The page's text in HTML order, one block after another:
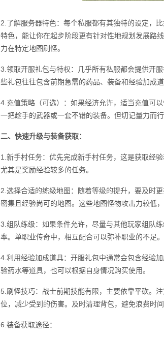
2.了解服务器特色：每个私服都有其独特的设定，
特色，能让你在起步阶段更有针对性地规划发展路
力在特定地图刷怪。
3.领取开服礼包与特权：几乎所有私服都会提供开
些礼包往往包含前期急需的药品、装备和经验加成
4.充值策略（可选）：如果经济允许，适当充值可
一把趁手的武器或一套不错的装备。但切记量力而行
二、快速升级与装备获取：
1.新手村任务：优先完成新手村任务，这是获取经
尤其是奖励经验较多的任务。
2.选择合适的练级地图：随着等级的提升，要及时
密集且经验尚可的地图。这些地图怪物攻击力较低
3.组队练级：如果条件允许，尽量与其他玩家组队
率。单职业传奇中，相互配合可以弥补职业的不足。
4.利用经验加成道具：开服礼包中通常会包含经验
验药水等道具，也可以根据自身情况购买使用。
5.刷怪技巧：战士前期技能有限，主要依靠平砍。
位，减少受到的伤害。及时清理背包，避免浪费时间
6.装备获取途径：